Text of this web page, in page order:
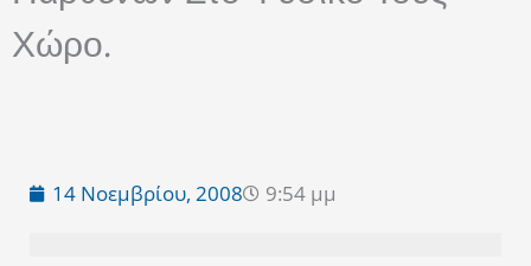
Χώρο.
14 Νοεμβρίου, 2008 9:54 μμ